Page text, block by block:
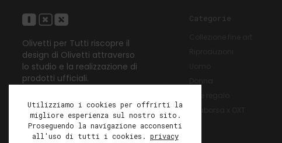
Olivetti per Tutti riscopre il
design di Olivetti attraverso
lo studio e la realizzazione di
prodotti ufficiali.
Categorie
Utilizziamo i cookies per offrirti la
migliore esperienza sul nostro sito.
Proseguendo la navigazione acconsenti
all'uso di tutti i cookies. privacy